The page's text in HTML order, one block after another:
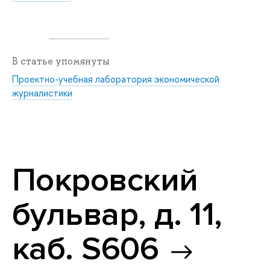
В статье упомянуты
Проектно-учебная лаборатория экономической
журналистики
Покровский
бульвар, д. 11,
каб. S606